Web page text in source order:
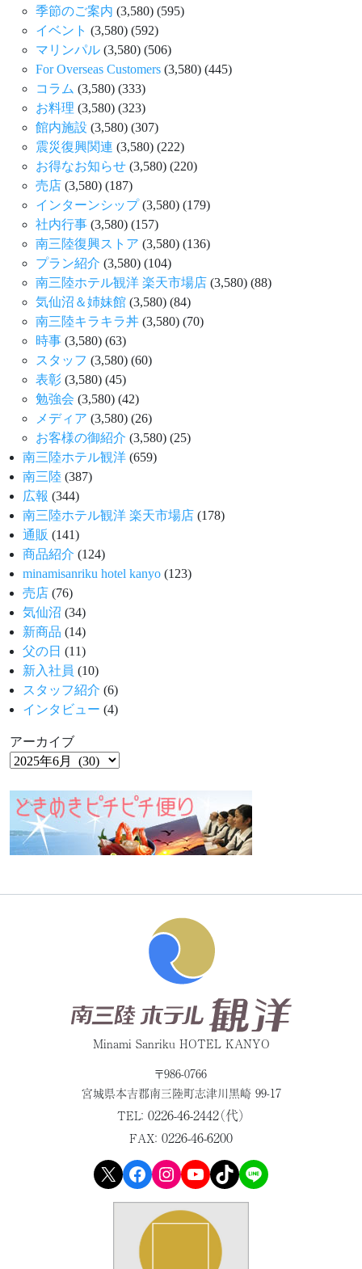
季節のご案内 (3,580) (595)
イベント (3,580) (592)
マリンパル (3,580) (506)
For Overseas Customers (3,580) (445)
コラム (3,580) (333)
お料理 (3,580) (323)
館内施設 (3,580) (307)
震災復興関連 (3,580) (222)
お得なお知らせ (3,580) (220)
売店 (3,580) (187)
インターンシップ(3,580) (179)
社内行事 (3,580) (157)
南三陸復興ストア (3,580) (136)
プラン紹介 (3,580) (104)
南三陸ホテル観洋 楽天市場店 (3,580) (88)
気仙沼＆姉妹館 (3,580) (84)
南三陸キラキラ丼 (3,580) (70)
時事 (3,580) (63)
スタッフ (3,580) (60)
表彰 (3,580) (45)
勉強会 (3,580) (42)
メディア (3,580) (26)
お客様の御紹介 (3,580) (25)
南三陸ホテル観洋 (659)
南三陸 (387)
広報 (344)
南三陸ホテル観洋 楽天市場店 (178)
通販 (141)
商品紹介 (124)
minamisanriku hotel kanyo (123)
売店 (76)
気仙沼 (34)
新商品 (14)
父の日 (11)
新入社員 (10)
スタッフ紹介 (6)
インタビュー (4)
アーカイブ
Minami Sanriku HOTEL KANYO
〒986-0766
宮城県本吉郡南三陸町志津川黒崎 99-17
TEL： 0226-46-2442（代）
FAX： 0226-46-6200
X Facebook Instagram YouTube TikTok LINE